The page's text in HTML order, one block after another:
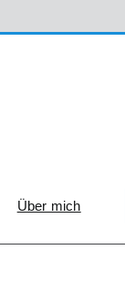
Über mich